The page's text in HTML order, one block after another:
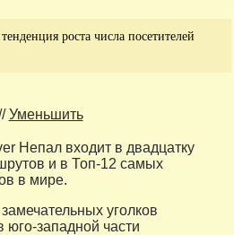
роста числа посетителей
Уменьшить
Непал входит в двадцатку
и в Топ-12 самых
в мире.
уголков
западной части